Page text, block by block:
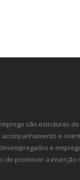
são estruturas de
e
e
de promover a inserção